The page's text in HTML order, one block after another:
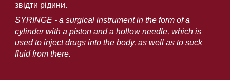
звідти рідини.
SYRINGE - a surgical instrument in the form of a
cylinder with a piston and a hollow needle, which is
used to inject drugs into the body, as well as to suck
fluid from there.